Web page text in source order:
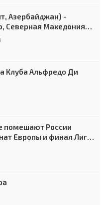
Азербайджан) -
Северная Македония) -
Клуба Альфредо Ди
помешают России
Европы и финал Лиги